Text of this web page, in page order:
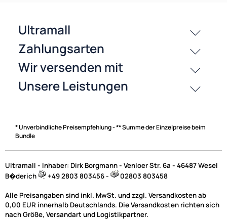
Bewertungen
History
Zahlungsarten
* Unverbindliche Preisempfehlung - ** Summe der Einzelpreise beim
Bundle
Ultramall - Inhaber: Dirk Borgmann - Venloer Str. 6a - 46487 Wesel
B�derich
+49 2803 803456 - 02803 803458
Alle Preisangaben sind inkl. MwSt. und zzgl. Versandkosten ab
0,00 EUR innerhalb Deutschlands. Die Versandkosten richten sich
nach Größe, Versandart und Logistikpartner.